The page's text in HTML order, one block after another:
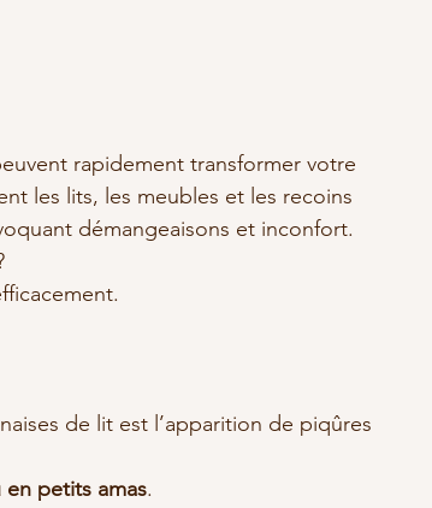
rapidement transformer votre
les lits, les meubles et les recoins
démangeaisons et inconfort.
de lit est l’apparition de piqûres
petits amas.